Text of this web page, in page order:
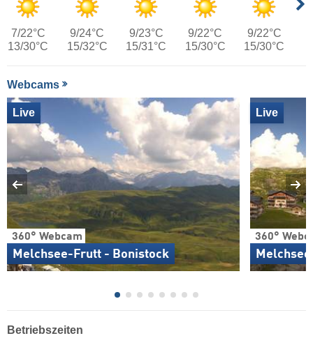
7/22°C
13/30°C
9/24°C
15/32°C
9/23°C
15/31°C
9/22°C
15/30°C
9/22°C
15/30°C
Webcams
360° Webcam
Melchsee-Frutt - Bonistock
Live
360°
Live
Betriebszeiten